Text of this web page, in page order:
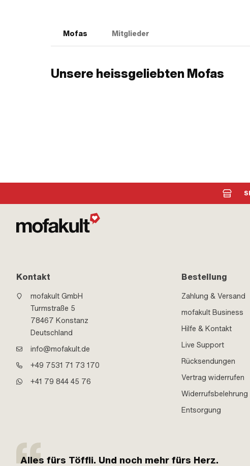
Mofas Mitglieder
Unsere heissgeliebten Mofas
Kontakt
mofakult GmbH
Turmstraße 5
78467 Konstanz
Deutschland
info@mofakult.de
+49 7531 71 73 170
+41 79 844 45 76
Bestellung
Zahlung & Versand
mofakult Business
Hilfe & Kontakt
Live Support
Rücksendungen
Vertrag widerrufen
Widerrufsbelehrung
Entsorgung
Alles fürs Töffli. Und noch mehr fürs Herz.